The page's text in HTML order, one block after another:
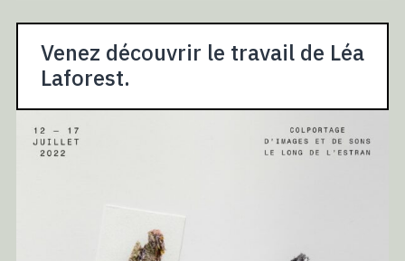
Venez découvrir le travail de Léa
Laforest.